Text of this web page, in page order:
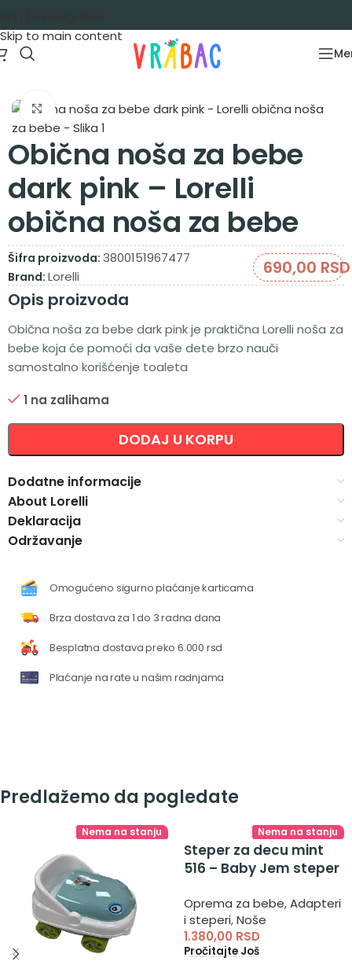
Skip to main content
Zumiraj sliku
Obična noša za bebe
dark pink – Lorelli
obična noša za bebe
Šifra proizvoda: 3800151967477
Brand: Lorelli 690,00 RSD
Opis proizvoda
Obična noša za bebe dark pink je praktična Lorelli noša za
bebe koja će pomoći da vaše dete brzo nauči
samostalno korišćenje toaleta
1 na zalihama
DODAJ U KORPU
Dodatne informacije
About Lorelli
Deklaracija
Održavanje
Omogućeno sigurno plaćanje karticama
Brza dostava za 1 do 3 radna dana
Besplatna dostava preko 6.000 rsd
Plaćanje na rate u našim radnjama
Predlažemo da pogledate
Nema na stanju Nema na stanju
Steper za decu mint
516 – Baby Jem steper
Oprema za bebe,Adapteri
i steperi,Noše
1.380,00 RSD
Pročitajte Još